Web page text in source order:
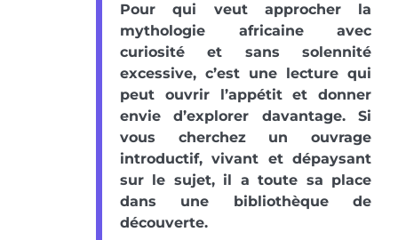
Pour qui veut approcher la
mythologie africaine avec
curiosité et sans solennité
excessive, c’est une lecture qui
peut ouvrir l’appétit et donner
envie d’explorer davantage. Si
vous cherchez un ouvrage
introductif, vivant et dépaysant
sur le sujet, il a toute sa place
dans une bibliothèque de
découverte.